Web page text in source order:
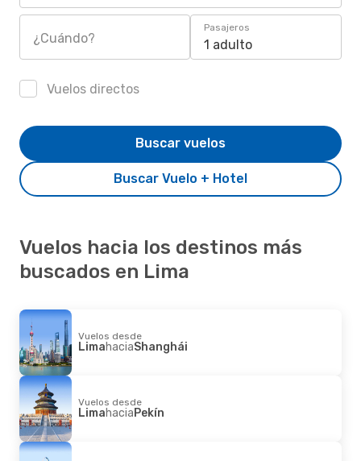
¿Cuándo?
Pasajeros
1 adulto
Vuelos directos
Buscar Vuelo + Hotel
Buscar vuelos
Vuelos hacia los destinos más
buscados en Lima
Vuelos desde
LimahaciaShanghái
Vuelos desde
LimahaciaPekín